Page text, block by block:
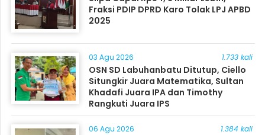
Fraksi PDIP DPRD Karo Tolak LPJ APBD
2025
03 Agu 2026 1.733 kali
OSN SD Labuhanbatu Ditutup, Ciello
Situngkir Juara Matematika, Sultan
Khadafi Juara IPA dan Timothy
Rangkuti Juara IPS
06 Agu 2026 1.384 kali